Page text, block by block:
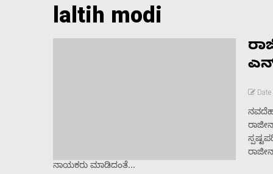
laltih modi
ನಾಯಕರು ಮಾಡಿದಂತೆ...